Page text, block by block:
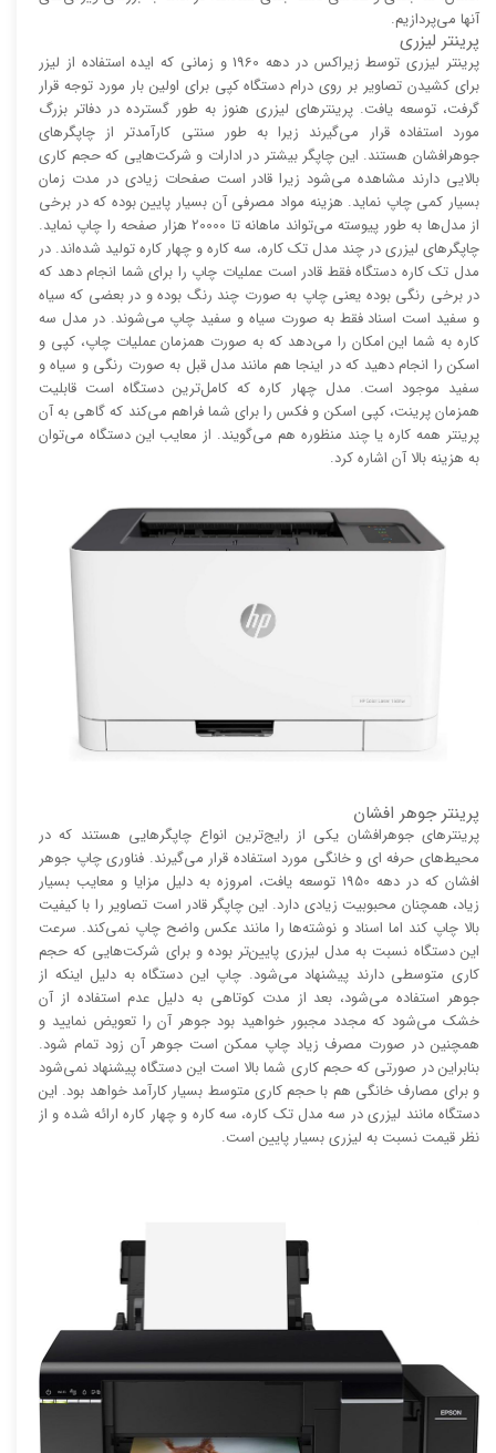
آنها می‌پردازیم.
پرینتر لیزری
پرینتر لیزری توسط زیراکس در دهه 1960 و زمانی که ایده استفاده از لیزر
برای کشیدن تصاویر بر روی درام دستگاه کپی برای اولین بار مورد توجه قرار
گرفت، توسعه یافت. پرینتر‌های لیزری هنوز به طور گسترده در دفاتر بزرگ
مورد استفاده قرار می‌گیرند زیرا به طور سنتی کارآمد‌‌تر از چاپگر‌های
جوهرافشان هستند. این چاپگر بیشتر در ادارات و شرکت‌هایی که حجم کاری
بالایی دارند مشاهده می‌شود زیرا قادر است صفحات زیادی در مدت زمان
بسیار کمی چاپ نماید. هزینه مواد مصرفی آن بسیار پایین بوده که در برخی
از مدل‌ها به طور پیوسته می‌تواند ماهانه تا 20000 هزار صفحه را چاپ نماید.
چاپگر‌های لیزری در چند مدل تک کاره، سه کاره و چهار کاره تولید شده‌اند. در
مدل تک کاره دستگاه فقط قادر است عملیات چاپ را برای شما انجام دهد که
در برخی رنگی بوده یعنی چاپ به صورت چند رنگ بوده و در بعضی که سیاه
و سفید است اسناد فقط به صورت سیاه و سفید چاپ می‌شوند. در مدل سه
کاره به شما این امکان را می‌دهد که به صورت همزمان عملیات چاپ، کپی و
اسکن را انجام دهید که در اینجا هم مانند مدل قبل به صورت رنگی و سیاه و
سفید موجود است. مدل چهار کاره که کامل‌ترین دستگاه است قابلیت
همزمان پرینت، کپی اسکن و فکس را برای شما فراهم می‌کند که گاهی به آن
پرینتر همه کاره یا چند منظوره هم می‌گویند. از معایب این دستگاه می‌توان
به هزینه بالا آن اشاره کرد.
پرینتر جوهر افشان
پرینتر‌های جوهرافشان یکی از رایج‌ترین انواع چاپگر‌هایی هستند که در
محیط‌های حرفه ای و خانگی مورد استفاده قرار می‌گیرند. فناوری چاپ جوهر
افشان که در دهه 1950 توسعه یافت، امروزه به دلیل مزایا و معایب بسیار
زیاد، همچنان محبوبیت زیادی دارد. این چاپگر قادر است تصاویر را با کیفیت
بالا چاپ کند اما اسناد و نوشته‌ها را مانند عکس واضح چاپ نمی‌کند. سرعت
این دستگاه نسبت به مدل لیزری پایین‌تر بوده و برای شرکت‌هایی که حجم
کاری متوسطی دارند پیشنهاد می‌شود. چاپ این دستگاه به دلیل اینکه از
جوهر استفاده می‌شود، بعد از مدت کوتاهی به دلیل عدم استفاده از آن
خشک می‌شود که مجدد مجبور خواهید بود جوهر آن را تعویض نمایید و
همچنین در صورت مصرف زیاد چاپ ممکن است جوهر آن زود تمام شود.
بنابراین در صورتی که حجم کاری شما بالا است این دستگاه پیشنهاد نمی‌شود
و برای مصارف خانگی هم با حجم کاری متوسط بسیار کارآمد خواهد بود. این
دستگاه مانند لیزری در سه مدل تک کاره، سه کاره و چهار کاره ارائه شده و از
نظر قیمت نسبت به لیزری بسیار پایین است.